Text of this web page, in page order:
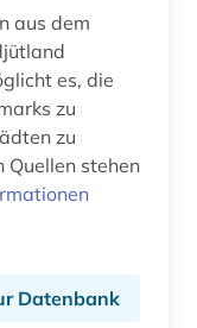
aus dem
es, die
zu
zu
Datenbank